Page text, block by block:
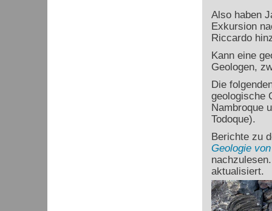
Also haben
Exkursion
Riccardo
Kann eine
Geologen,
Die
geologische
Nambroque
Todoque).
Berichte zu
Geologie
aktualisiert.